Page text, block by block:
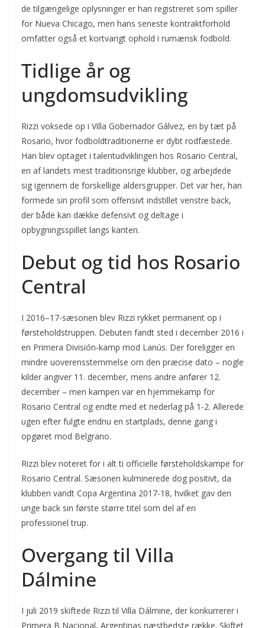
de tilgængelige oplysninger er han registreret som spiller
for Nueva Chicago, men hans seneste kontraktforhold
omfatter også et kortvarigt ophold i rumænsk fodbold.
Tidlige år og
ungdomsudvikling
Rizzi voksede op i Villa Gobernador Gálvez, en by tæt på
Rosario, hvor fodboldtraditionerne er dybt rodfæstede.
Han blev optaget i talentudviklingen hos Rosario Central,
en af landets mest traditionsrige klubber, og arbejdede
sig igennem de forskellige aldersgrupper. Det var her, han
formede sin profil som offensivt indstillet venstre back,
der både kan dække defensivt og deltage i
opbygningsspillet langs kanten.
Debut og tid hos Rosario
Central
I 2016–17-sæsonen blev Rizzi rykket permanent op i
førsteholdstruppen. Debuten fandt sted i december 2016 i
en Primera División-kamp mod Lanús. Der foreligger en
mindre uoverensstemmelse om den præcise dato – nogle
kilder angiver 11. december, mens andre anfører 12.
december – men kampen var en hjemmekamp for
Rosario Central og endte med et nederlag på 1-2. Allerede
ugen efter fulgte endnu en startplads, denne gang i
opgøret mod Belgrano.
Rizzi blev noteret for i alt ti officielle førsteholdskampe for
Rosario Central. Sæsonen kulminerede dog positivt, da
klubben vandt Copa Argentina 2017-18, hvilket gav den
unge back sin første større titel som del af en
professionel trup.
Overgang til Villa
Dálmine
I juli 2019 skiftede Rizzi til Villa Dálmine, der konkurrerer i
Primera B Nacional, Argentinas næstbedste række. Skiftet